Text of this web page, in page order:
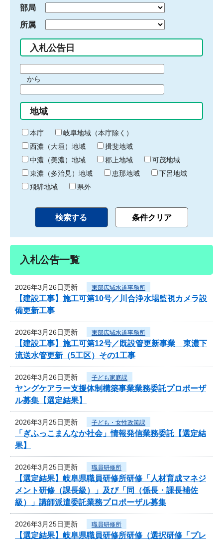
部局
所属
入札公告日
間
始
り
から
間
終
わ
り
地域
本庁
岐阜地域（本庁除く）
西濃（大垣）地域
揖斐地域
中濃（美濃）地域
郡上地域
可茂地域
東濃（多治見）地域
恵那地域
下呂地域
飛騨地域
県外
入札公告一覧
2026年3月26日更新 東部広域水道事務所
【建設工事】施工可第10号／川合浄水場監視カメラ設
備更新工事
2026年3月26日更新 東部広域水道事務所
【建設工事】施工可第12号／既設管更新事業 東濃下
流送水管更新（5工区）その1工事
2026年3月26日更新 子ども家庭課
ヤングケアラー支援体制構築事業業務委託プロポーザ
ル募集【選定結果】
2026年3月25日更新 子ども・女性政策課
「ぎふっこまんなか社会」情報発信業務委託【選定結
果】
2026年3月25日更新 職員研修所
【選定結果】岐阜県職員研修所研修「人材育成マネジ
メント研修（課長級）」及び「同（係長・課長補佐
級）」講師派遣委託業務プロポーザル募集
2026年3月25日更新 職員研修所
【選定結果】岐阜県職員研修所研修（選択研修「プレ